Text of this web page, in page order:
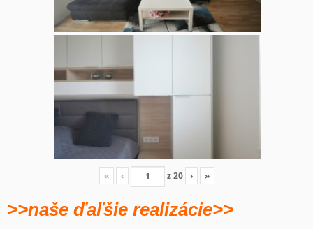
« ‹ z20 › »
>>naše ďaľšie realizácie>>